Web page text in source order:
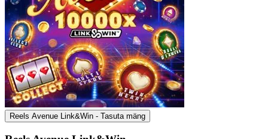
Reels Avenue Link&Win - Tasuta mäng